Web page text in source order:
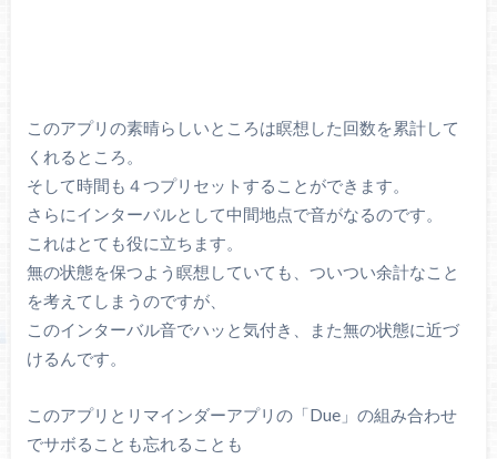
このアプリの素晴らしいところは瞑想した回数を累計して
くれるところ。
そして時間も４つプリセットすることができます。
さらにインターバルとして中間地点で音がなるのです。
これはとても役に立ちます。
無の状態を保つよう瞑想していても、ついつい余計なこと
を考えてしまうのですが、
このインターバル音でハッと気付き、また無の状態に近づ
けるんです。
このアプリとリマインダーアプリの「Due」の組み合わせ
でサボることも忘れることも